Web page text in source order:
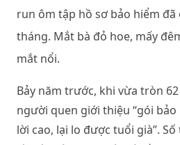
run ôm tập hồ sơ bảo hiểm đã
tháng. Mắt bà đỏ hoe, mấy
mắt nổi.
Bảy năm trước, khi vừa tròn
người quen giới thiệu “gói
lời cao, lại lo được tuổi già”.